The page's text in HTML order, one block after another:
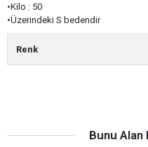
•Kilo : 50
•Üzerindeki S bedendir
Renk
Bunu Alan